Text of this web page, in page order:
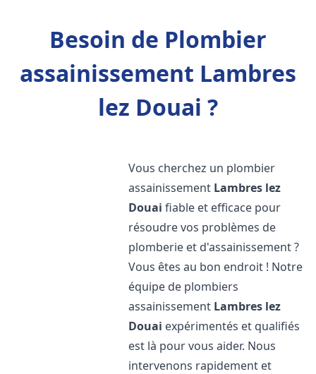
Besoin de Plombier
assainissement Lambres
lez Douai ?
Vous cherchez un plombier
assainissement Lambres lez
Douai fiable et efficace pour
résoudre vos problèmes de
plomberie et d'assainissement ?
Vous êtes au bon endroit ! Notre
équipe de plombiers
assainissement Lambres lez
Douai expérimentés et qualifiés
est là pour vous aider. Nous
intervenons rapidement et